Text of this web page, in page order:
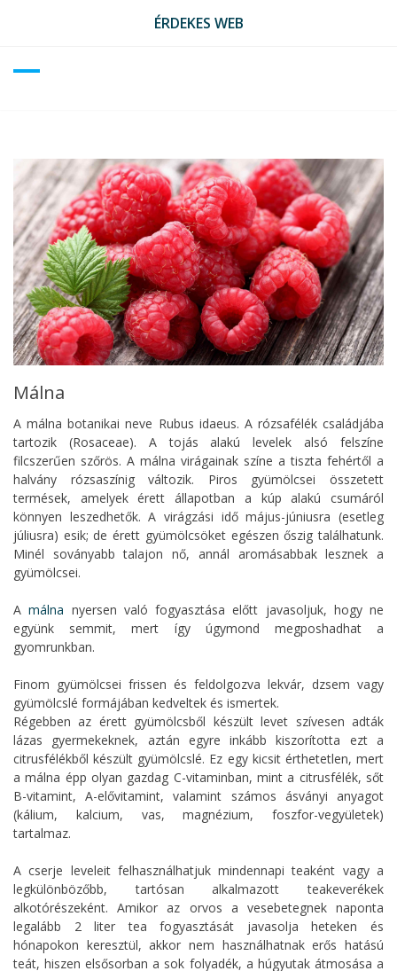
ÉRDEKES WEB
Málna
A málna botanikai neve Rubus idaeus. A rózsafélék családjába
tartozik (Rosaceae). A tojás alakú levelek alsó felszíne
filcszerűen szőrös. A málna virágainak színe a tiszta fehértől a
halvány rózsaszínig változik. Piros gyümölcsei összetett
termések, amelyek érett állapotban a kúp alakú csumáról
könnyen leszedhetők. A virágzási idő május-júniusra (esetleg
júliusra) esik; de érett gyümölcsöket egészen őszig találhatunk.
Minél soványabb talajon nő, annál aromásabbak lesznek a
gyümölcsei.
Amálna nyersen való fogyasztása előtt javasoljuk, hogy ne
együnk semmit, mert így úgymond megposhadhat a
gyomrunkban.
Finom gyümölcsei frissen és feldolgozva lekvár, dzsem vagy
gyümölcslé formájában kedveltek és ismertek.
Régebben az érett gyümölcsből készült levet szívesen adták
lázas gyermekeknek, aztán egyre inkább kiszorította ezt a
citrusfélékből készült gyümölcslé. Ez egy kicsit érthetetlen, mert
a málna épp olyan gazdag C-vitaminban, mint a citrusfélék, sőt
B-vitamint, A-elővitamint, valamint számos ásványi anyagot
(kálium, kalcium, vas, magnézium, foszfor-vegyületek)
tartalmaz.
A cserje leveleit felhasználhatjuk mindennapi teaként vagy a
legkülönbözőbb, tartósan alkalmazott teakeverékek
alkotórészeként. Amikor az orvos a vesebetegnek naponta
legalább 2 liter tea fogyasztását javasolja heteken és
hónapokon keresztül, akkor nem használhatnak erős hatású
teát, hiszen elsősorban a sok folyadék, a húgyutak átmosása a